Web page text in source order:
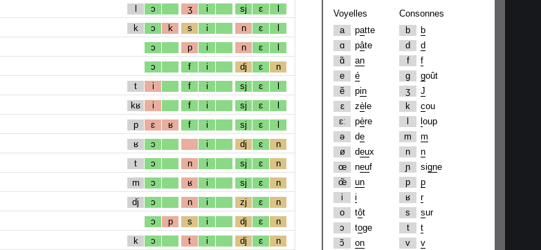
l ɔ ʒ i sj ɛ l
k ɔ k s i n ɛ l
ɔ p i n ɛ l
ɔ f i dj ɛ n
t i f i sj ɛ l
kʁ i f i sj ɛ l
p ɛ ʁ f i sj ɛ l
ʁ ɔ i dj ɛ n
t ɔ n i sj ɛ n
m ɔ ʁ i sj ɛ n
dj ɔ n i zj ɛ n
ɔ p s i dj ɛ n
k ɔ t i dj ɛ n
Voyelles
a
patte
ɑ
pâte
ɑ̃
an
e
é
ẽ
pin
ɛ
zè le
ɛː
père
ə
de
ø
deux
œ
neuf
œ̃
un
i
i
o
tôt
ɔ
toge
ɔ̃
on
Consonnes
b
b
d
d
f
f
g
goût
ʒ
J
k
cou
oup
m
m
n
n
ɲ
signe
p
p
ʁ
r
s
sur
t
t
v
v